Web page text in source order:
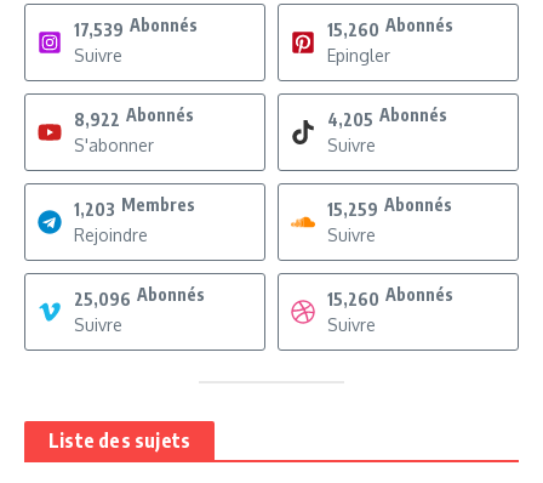
17,539 Abonnés
Suivre
15,260 Abonnés
Epingler
8,922 Abonnés
S'abonner
4,205 Abonnés
Suivre
1,203 Membres
Rejoindre
15,259 Abonnés
Suivre
25,096 Abonnés
Suivre
15,260 Abonnés
Suivre
Liste des sujets